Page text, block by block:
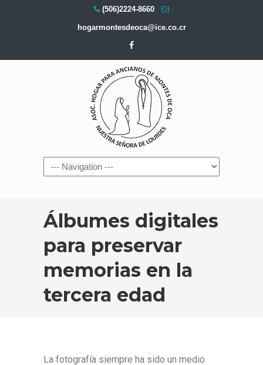
(506)2224-8660
hogarmontesdeoca@ice.co.cr
Navigation
Álbumes digitales
para preservar
memorias en la
tercera edad
La fotografía siempre ha sido un medio